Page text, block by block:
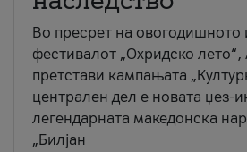
Во пресрет на овогодишното
фестивалот „Охридско лето“,
претстави кампањата
централен дел е новата џез-
легендарната македонска
„Билјан